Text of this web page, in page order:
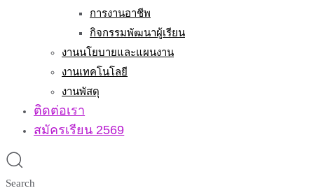
การงานอาชีพ
กิจกรรมพัฒนาผู้เรียน
งานนโยบายและแผนงาน
งานเทคโนโลยี
งานพัสดุ
ติดต่อเรา
สมัครเรียน 2569
Search